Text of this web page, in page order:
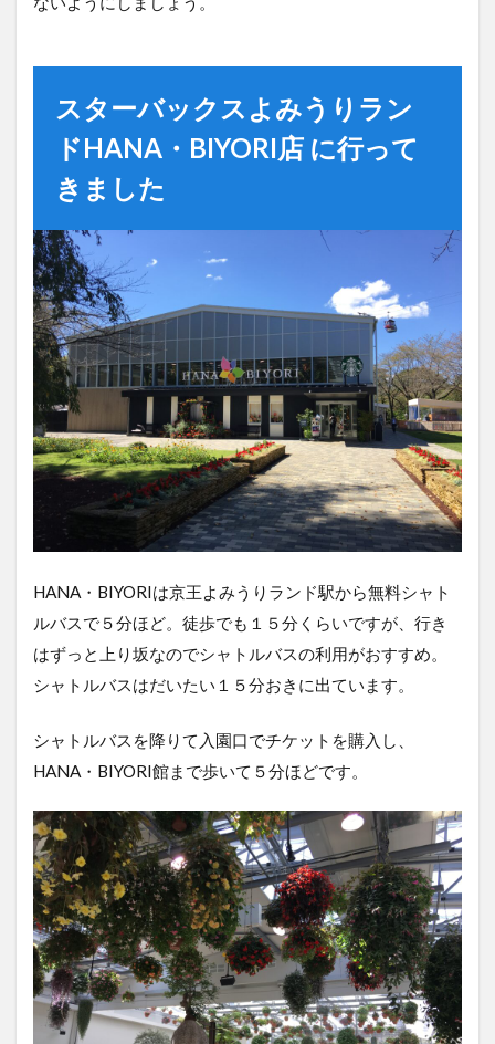
スターバックスよみうりラン
ドHANA・BIYORI店 に行って
きました
HANA・BIYORIは京王よみうりランド駅から無料シャト
ルバスで５分ほど。徒歩でも１５分くらいですが、行き
はずっと上り坂なのでシャトルバスの利用がおすすめ。
シャトルバスはだいたい１５分おきに出ています。
シャトルバスを降りて入園口でチケットを購入し、
HANA・BIYORI館まで歩いて５分ほどです。